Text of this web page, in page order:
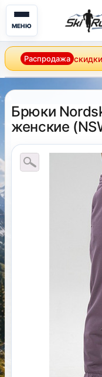
МЕНЮ
Распродажа
Брюки
женские (